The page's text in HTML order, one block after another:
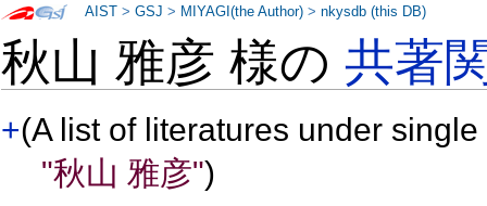
秋山 雅彦 様の共著
+(A list of literatures under
"秋山 雅彦")
AIST >GSJ > MIYAGI(the Author) >nkysdb (this DB)